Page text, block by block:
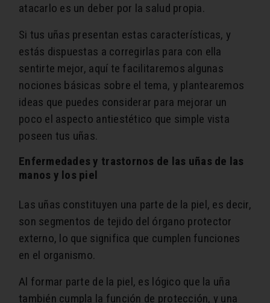
atacarlo es un deber por la salud propia.
Si tus uñas presentan estas características, y
estás dispuestas a corregirlas para con ella
sentirte mejor, aquí te facilitaremos algunas
nociones básicas sobre el tema, y plantearemos
ideas que puedes considerar para mejorar un
poco el aspecto antiestético que simple vista
poseen tus uñas.
Enfermedades y trastornos de las uñas de las
manos y los piel
Las uñas constituyen una parte de la piel, es decir,
son segmentos de tejido del órgano protector
externo, lo que significa que cumplen funciones
en el organismo.
Al formar parte de la piel, es lógico que la uña
también cumpla la función de protección, y una